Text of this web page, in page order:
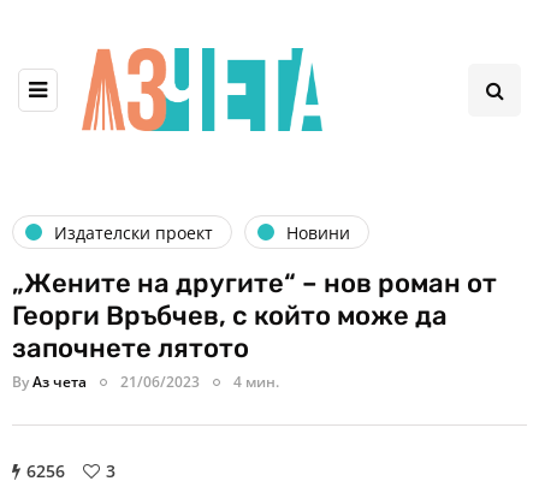
Издателски проект Новини
„Жените на другите“ – нов роман от
Георги Връбчев, с който може да
започнете лятото
ByАз чета 21/06/2023 4 мин.
6256 3